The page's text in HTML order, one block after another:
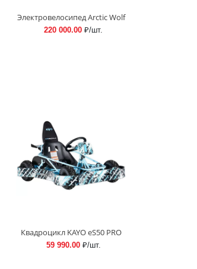
Электровелосипед Arctic Wolf
220 000.00₽/шт.
Квадроцикл KAYO еS50 PRO
59 990.00 ₽/шт.